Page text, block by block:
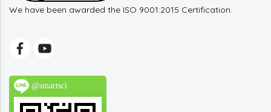
We have been awarded the ISO 9001:2015 Certification.
@smartsci